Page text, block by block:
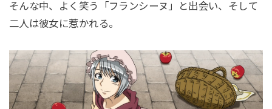
そんな中、よく笑う「フランシーヌ」と出会い、そして
二人は彼女に惹かれる。